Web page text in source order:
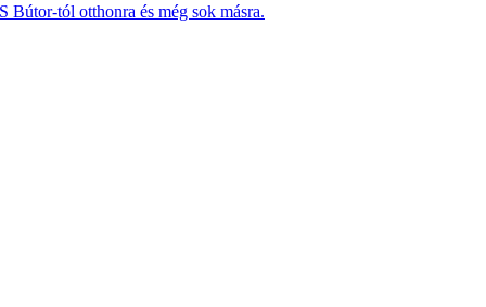
tól otthonra és még sok másra.